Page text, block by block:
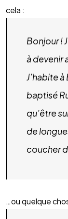
cela :
Bonjour !
à devenir
J’habite
baptisé
qu’être
de
coucher
…ou quelque